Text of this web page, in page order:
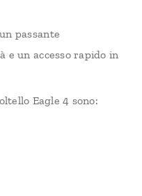
passante
e un accesso rapido in
Eagle 4 sono: